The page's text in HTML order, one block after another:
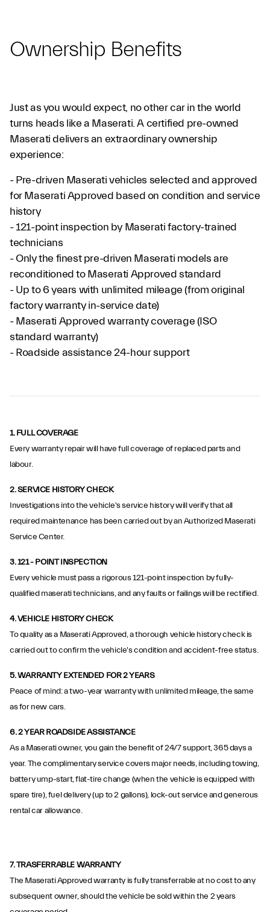
Ownership Benefits
Just as you would expect, no other car in the world
turns heads like a Maserati. A certified pre-owned
Maserati delivers an extraordinary ownership
experience:
- Pre-driven Maserati vehicles selected and approved
for Maserati Approved based on condition and service
history
- 121-point inspection by Maserati factory-trained
technicians
- Only the finest pre-driven Maserati models are
reconditioned to Maserati Approved standard
- Up to 6 years with unlimited mileage (from original
factory warranty in-service date)
- Maserati Approved warranty coverage (ISO
standard warranty)
- Roadside assistance 24-hour support
1. FULL COVERAGE
Every warranty repair will have full coverage of replaced parts and
labour.
2.SERVICE HISTORY CHECK
Investigations into the vehicle's service history will verify that all
required maintenance has been carried out by an Authorized Maserati
Service Center.
3.121 - POINT INSPECTION
Every vehicle must pass a rigorous 121-point inspection by fully-
qualified maserati technicians, and any faults or failings will be rectified.
4.VEHICLE HISTORY CHECK
To quality as a Maserati Approved, a thorough vehicle history check is
carried out to confirm the vehicle's condition and accident-free status.
5. WARRANTY EXTENDED FOR 2 YEARS
Peace of mind: a two-year warranty with unlimited mileage, the same
as for new cars.
6.2 YEAR ROADSIDE ASSISTANCE
As a Maserati owner, you gain the benefit of 24/7 support, 365 days a
year. The complimentary service covers major needs, including towing,
battery ump-start, flat-tire change (when the vehicle is equipped with
spare tire), fuel delivery (up to 2 gallons), lock-out service and generous
rental car allowance.
7. TRASFERRABLE WARRANTY
The Maserati Approved warranty is fully transferrable at no cost to any
subsequent owner, should the vehicle be sold within the 2 years